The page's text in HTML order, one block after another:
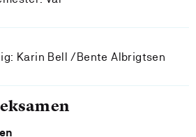
Karin Bell /Bente Albrigtsen